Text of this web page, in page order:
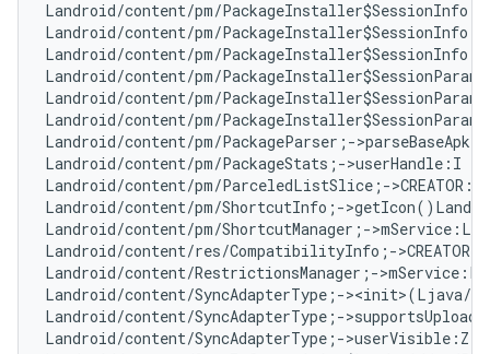
Landroid/content/pm/
Landroid/content/pm/
Landroid/content/pm/
Landroid/content/pm/
Landroid/content/pm/
Landroid/content/pm/
Landroid/content/pm/PackageParser;-
Landroid/content/pm/PackageStats;->userHandle:I
Landroid/content/pm/ParceledListSlice;-
Landroid/content/pm/ShortcutInfo;-
Landroid/content/pm/ShortcutManager;-
Landroid/content/res/CompatibilityInfo;-
Landroid/content/RestrictionsManager;-
Landroid/content/SyncAdapterType;-
Landroid/content/SyncAdapterType;-
Landroid/content/SyncAdapterType;-